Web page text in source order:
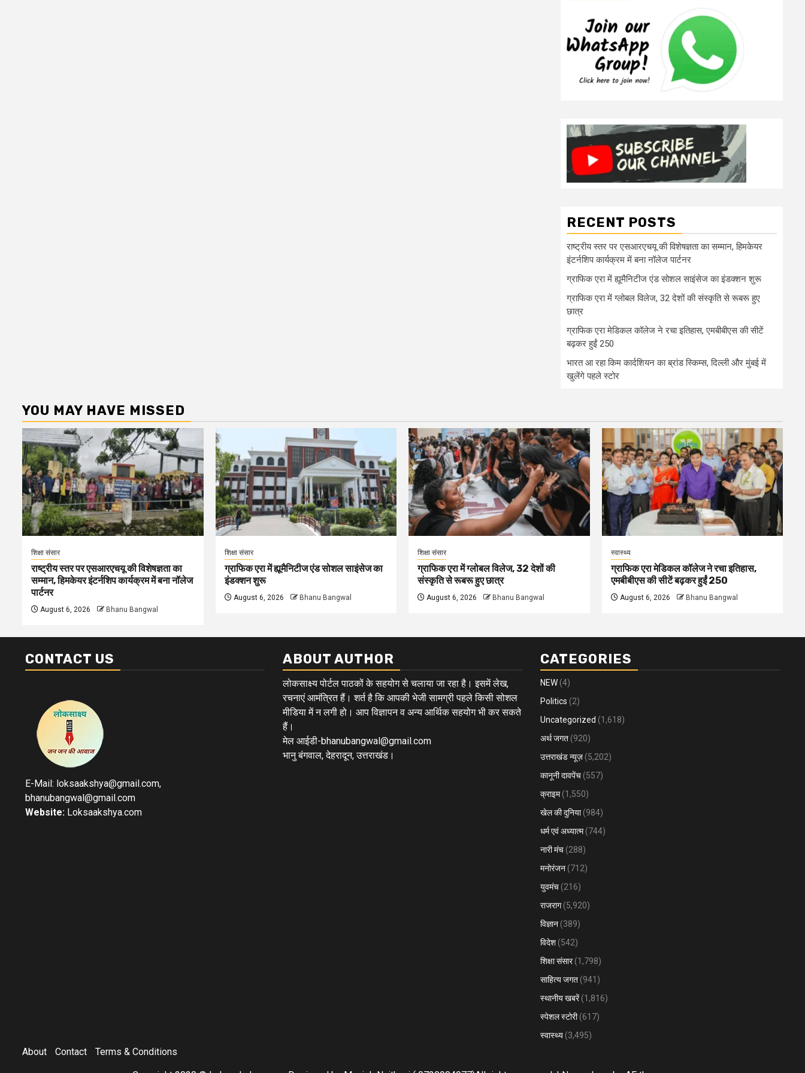
RECENT POSTS
राष्ट्रीय स्तर पर एसआरएचयू की विशेषज्ञता का सम्मान, हिमकेयर
इंटर्नशिप कार्यक्रम में बना नॉलेज पार्टनर
ग्राफिक एरा में ह्यूमैनिटीज एंड सोशल साइंसेज का इंडक्शन शुरू
ग्राफिक एरा में ग्लोबल विलेज, 32 देशों की संस्कृति से रूबरू हुए
छात्र
ग्राफिक एरा मेडिकल कॉलेज ने रचा इतिहास, एमबीबीएस की सीटें
बढ़कर हुईं 250
भारत आ रहा किम कार्दशियन का ब्रांड स्किम्स, दिल्ली और मुंबई में
खुलेंगे पहले स्टोर
YOU MAY HAVE MISSED
शिक्षा संसार
राष्ट्रीय स्तर पर एसआरएचयू की विशेषज्ञता का
सम्मान, हिमकेयर इंटर्नशिप कार्यक्रम में बना नॉलेज
पार्टनर
August 6, 2026 Bhanu Bangwal
शिक्षा संसार
ग्राफिक एरा में ह्यूमैनिटीज एंड सोशल साइंसेज का
इंडक्शन शुरू
August 6, 2026 Bhanu Bangwal
शिक्षा संसार
ग्राफिक एरा में ग्लोबल विलेज, 32 देशों की
संस्कृति से रूबरू हुए छात्र
August 6, 2026 Bhanu Bangwal
स्वास्थ्य
ग्राफिक एरा मेडिकल कॉलेज ने रचा इतिहास,
एमबीबीएस की सीटें बढ़कर हुईं 250
August 6, 2026 Bhanu Bangwal
CONTACT US
E-Mail: loksaakshya@gmail.com,
bhanubangwal@gmail.com
Website: Loksaakshya.com
ABOUT AUTHOR
लोकसाक्ष्य पोर्टल पाठकों के सहयोग से चलाया जा रहा है। इसमें लेख,
रचनाएं आमंत्रित हैं। शर्त है कि आपकी भेजी सामग्री पहले किसी सोशल
मीडिया में न लगी हो। आप विज्ञापन व अन्य आर्थिक सहयोग भी कर सकते
हैं।
मेल आईडी-bhanubangwal@gmail.com
भानु बंगवाल, देहरादून, उत्तराखंड।
CATEGORIES
NEW (4)
Politics (2)
Uncategorized (1,618)
अर्थ जगत (920)
उत्तराखंड न्यूज़ (5,202)
कानूनी दावपेंच (557)
क्राइम(1,550)
खेल की दुनिया(984)
धर्म एवं अध्यात्म(744)
नारी मंच (288)
मनोरंजन (712)
युवमंच (216)
राजराग(5,920)
विज्ञान (389)
विदेश (542)
शिक्षा संसार(1,798)
साहित्य जगत (941)
स्थानीय खबरें(1,816)
स्पेशल स्टोरी(617)
स्वास्थ्य (3,495)
About Contact Terms & Conditions